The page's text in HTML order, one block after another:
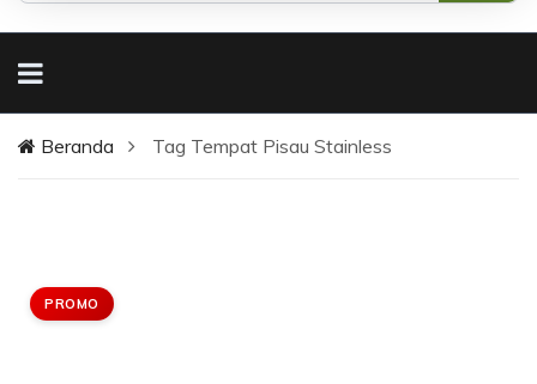
Beranda Tag Tempat Pisau Stainless
PROMO